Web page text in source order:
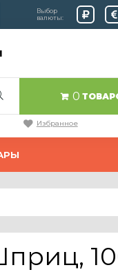
Выбор
валюты:
0
Избранное